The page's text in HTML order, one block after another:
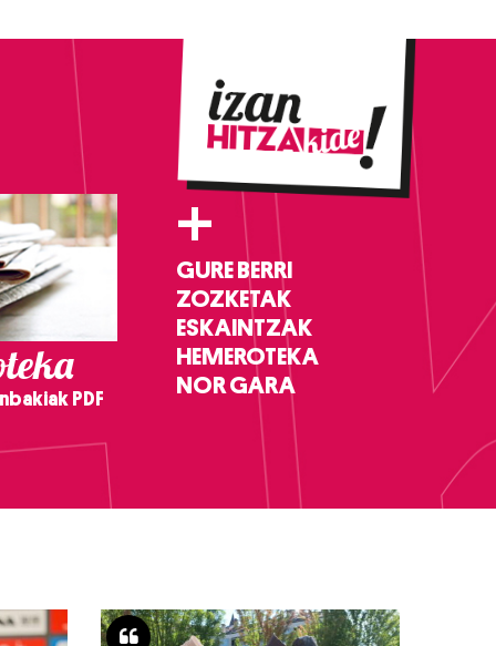
PDF
+
GURE BERRI
ZOZKETAK
ESKAINTZAK
HEMEROTEKA
NOR GARA